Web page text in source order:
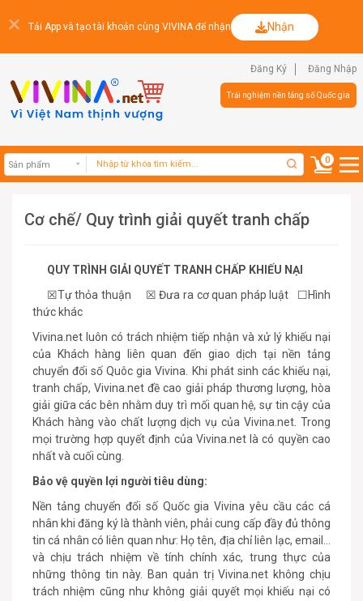
Tải App và tạo tài khoản cùng VIVINA để nhận Nhận
Đăng Ký Đăng Nhập
Trải nghiệm nền tảng số Quốc gia
0
Cơ chế/ Quy trình giải quyết tranh chấp
QUY TRÌNH GIẢI QUYẾT TRANH CHẤP KHIẾU NẠI
☒Tự thỏa thuận ☒ Đưa ra cơ quan pháp luật ☐Hình
thức khác
Vivina.net luôn có trách nhiệm tiếp nhận và xử lý khiếu nại
của Khách hàng liên quan đến giao dịch tại nền tảng
chuyển đổi số Quôc gia Vivina. Khi phát sinh các khiếu nại,
tranh chấp, Vivina.net đề cao giải pháp thương lượng, hòa
giải giữa các bên nhằm duy trì mối quan hệ, sự tin cậy của
Khách hàng vào chất lượng dịch vụ của Vivina.net. Trong
mọi trường hợp quyết định của Vivina.net là có quyền cao
nhất và cuối cùng.
Bảo vệ quyền lợi người tiêu dùng:
Nền tảng chuyển đổi số Quốc gia Vivina yêu cầu các cá
nhân khi đăng ký là thành viên, phải cung cấp đầy đủ thông
tin cá nhân có liên quan như: Họ tên, địa chỉ liên lạc, email…
và chịu trách nhiệm về tính chính xác, trung thực của
những thông tin này. Ban quản trị Vivina.net không chịu
trách nhiệm cũng như không giải quyết mọi khiếu nại có